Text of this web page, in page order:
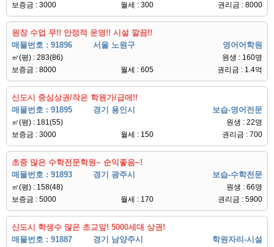
보증금 : 3000
월세 : 300 권리금 : 8000
원장 수업 무!! 안정적 운영!! 시설 깔끔!!
매물번호 : 91896
서울 노원구 영어어학원
㎡(평) : 283(86)
원생 : 160명
보증금 : 8000
월세 : 605 권리금 : 1.4억
신도시 중심상권/작은 학원가/급매!!
매물번호 : 91895
경기 용인시 보습-영어전문
㎡(평) : 181(55)
원생 : 22명
보증금 : 3000
월세 : 150 권리금 : 700
초중 많은 수학전문학원~ 순익좋음~!
매물번호 : 91893
경기 광주시 보습-수학전문
㎡(평) : 158(48)
원생 : 66명
보증금 : 5000
월세 : 170 권리금 : 5900
신도시 학생수 많은 초교앞! 5000세대 상권!
매물번호 : 91887
경기 남양주시 학원자리-시설